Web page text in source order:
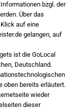
bzgl. der
Über das
auf eine
gelangen, auf
ist die GoLocal
Deutschland.
oben bereits erläutert.
wieder
dieser